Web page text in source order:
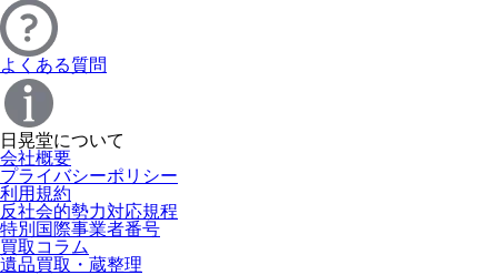
よくある質問
日晃堂について
会社概要
プライバシーポリシー
利用規約
反社会的勢力対応規程
特別国際事業者番号
買取コラム
遺品買取・蔵整理